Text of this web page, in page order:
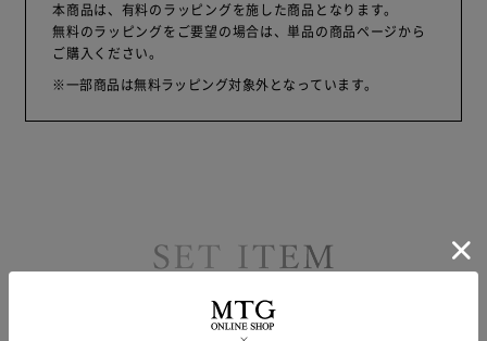
本商品は、有料のラッピングを施した商品となります。
無料のラッピングをご要望の場合は、単品の商品ページから
ご購入ください。
※一部商品は無料ラッピング対象外となっています。